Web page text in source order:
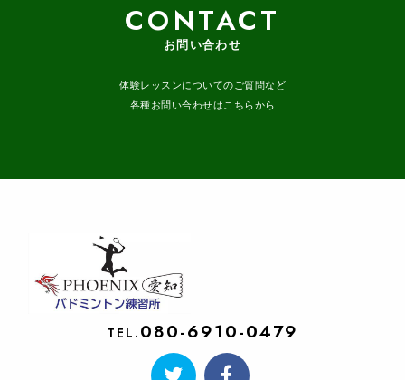
CONTACT
お問い合わせ
体験レッスンについてのご質問など
各種お問い合わせはこちらから
TEL. 080-6910-0479